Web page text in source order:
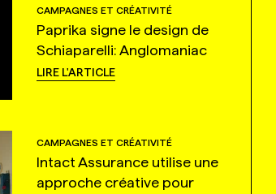
CAMPAGNES ET CRÉATIVITÉ
Paprika signe le design de
Schiaparelli: Anglomaniac
LIRE L'ARTICLE
CAMPAGNES ET CRÉATIVITÉ
Intact Assurance utilise une
approche créative pour